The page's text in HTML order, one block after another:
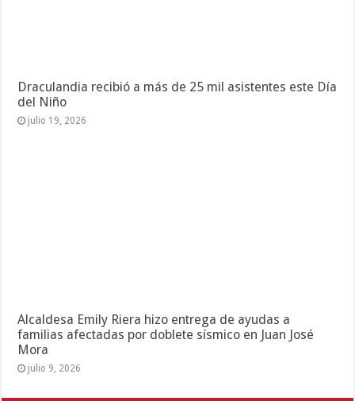
Draculandia recibió a más de 25 mil asistentes este Día
del Niño
julio 19, 2026
Alcaldesa Emily Riera hizo entrega de ayudas a
familias afectadas por doblete sísmico en Juan José
Mora
julio 9, 2026